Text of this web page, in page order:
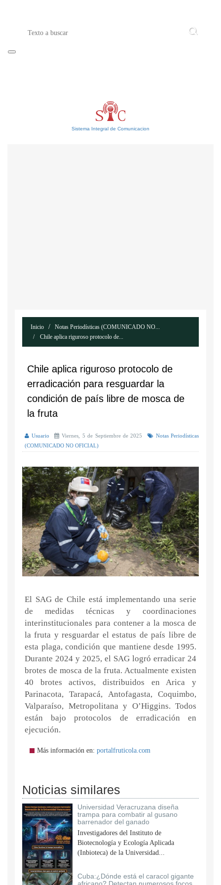
Sistema Integral de Comunicacion
Inicio
Notas Periodísticas (COMUNICADO NO...
Chile aplica riguroso protocolo de...
Chile aplica riguroso protocolo de
erradicación para resguardar la
condición de país libre de mosca de
la fruta
Usuario Viernes, 5 de Septiembre de 2025
Notas Periodísticas
(COMUNICADO NO OFICIAL)
El SAG de Chile está implementando una serie
de medidas técnicas y coordinaciones
interinstitucionales para contener a la mosca de
la fruta y resguardar el estatus de país libre de
esta plaga, condición que mantiene desde 1995.
Durante 2024 y 2025, el SAG logró erradicar 24
brotes de mosca de la fruta. Actualmente existen
40 brotes activos, distribuidos en Arica y
Parinacota, Tarapacá, Antofagasta, Coquimbo,
Valparaíso, Metropolitana y O’Higgins. Todos
están bajo protocolos de erradicación en
ejecución.
Más información en: portalfruticola.com
Noticias similares
Universidad Veracruzana diseña
trampa para combatir al gusano
barrenador del ganado
Investigadores del Instituto de
Biotecnología y Ecología Aplicada
(Inbioteca) de la Universidad...
Cuba:¿Dónde está el caracol gigante
africano? Detectan numerosos focos